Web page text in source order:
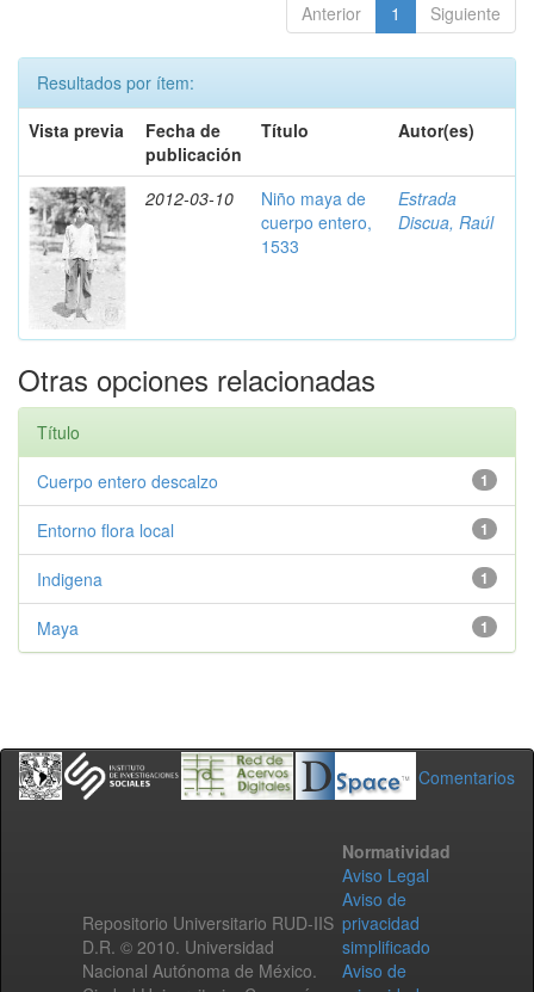
Anterior 1 Siguiente
Resultados por ítem:
Vista previa
Fecha de
publicación
Título Autor(es)
2012-03-10
Niño maya de
cuerpo entero,
1533
Estrada
Discua, Raúl
Otras opciones relacionadas
Título
1
Cuerpo entero descalzo
1
Entorno flora local
1
Indigena
1
Maya
Comentarios
Repositorio Universitario RUD-IIS
D.R. © 2010. Universidad
Nacional Autónoma de México.
Normatividad
Aviso Legal
Aviso de
privacidad
simplificado
Aviso de